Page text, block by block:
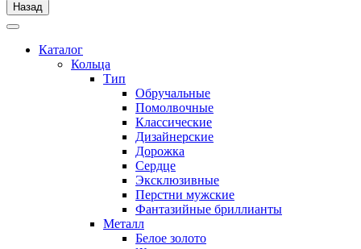
Назад
Каталог
Кольца
Тип
Обручальные
Помолвочные
Классические
Дизайнерские
Дорожка
Сердце
Эксклюзивные
Перстни мужские
Фантазийные бриллианты
Металл
Белое золото